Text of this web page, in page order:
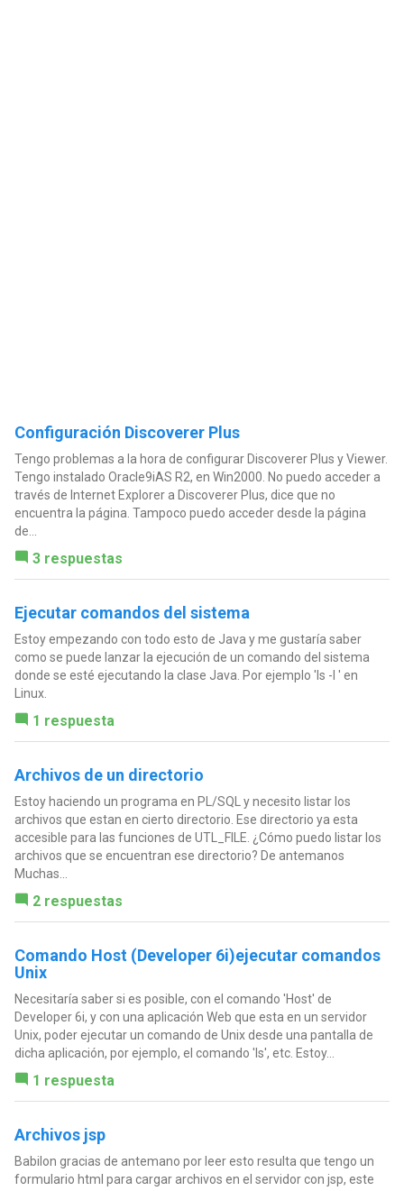
Configuración Discoverer Plus
Tengo problemas a la hora de configurar Discoverer Plus y Viewer.
Tengo instalado Oracle9iAS R2, en Win2000. No puedo acceder a
través de Internet Explorer a Discoverer Plus, dice que no
encuentra la página. Tampoco puedo acceder desde la página
de...
3 respuestas
Ejecutar comandos del sistema
Estoy empezando con todo esto de Java y me gustaría saber
como se puede lanzar la ejecución de un comando del sistema
donde se esté ejecutando la clase Java. Por ejemplo 'ls -l ' en
Linux.
1 respuesta
Archivos de un directorio
Estoy haciendo un programa en PL/SQL y necesito listar los
archivos que estan en cierto directorio. Ese directorio ya esta
accesible para las funciones de UTL_FILE. ¿Cómo puedo listar los
archivos que se encuentran ese directorio? De antemanos
Muchas...
2 respuestas
Comando Host (Developer 6i)ejecutar comandos
Unix
Necesitaría saber si es posible, con el comando 'Host' de
Developer 6i, y con una aplicación Web que esta en un servidor
Unix, poder ejecutar un comando de Unix desde una pantalla de
dicha aplicación, por ejemplo, el comando 'ls', etc. Estoy...
1 respuesta
Archivos jsp
Babilon gracias de antemano por leer esto resulta que tengo un
formulario html para cargar archivos en el servidor con jsp, este